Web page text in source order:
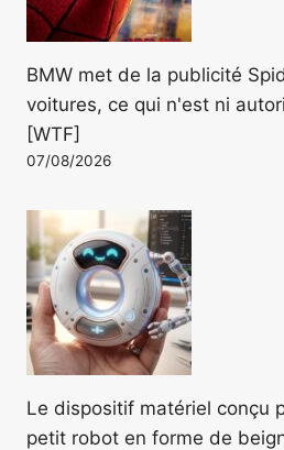
BMW met de la publicité
voitures, ce qui n'est ni
[WTF]
07/08/2026
Le dispositif matériel conçu
petit robot en forme de